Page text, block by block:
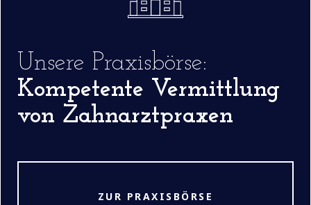
Unsere Praxisbörse:
Kompetente Vermittlung
von Zahnarztpraxen
ZUR PRAXISBÖRSE